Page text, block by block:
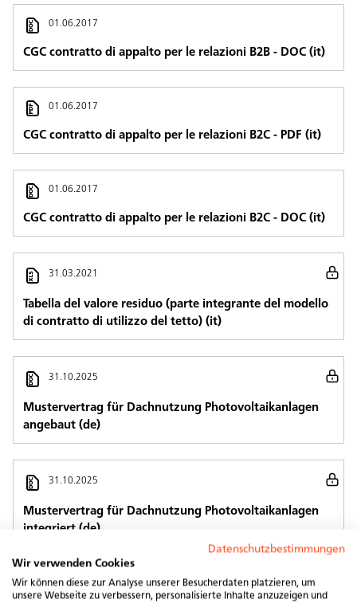
01.06.2017
CGC contratto di appalto per le relazioni B2B - DOC (it)
01.06.2017
CGC contratto di appalto per le relazioni B2C - PDF (it)
01.06.2017
CGC contratto di appalto per le relazioni B2C - DOC (it)
31.03.2021
Tabella del valore residuo (parte integrante del modello
di contratto di utilizzo del tetto) (it)
31.10.2025
Mustervertrag für Dachnutzung Photovoltaikanlagen
angebaut (de)
31.10.2025
Mustervertrag für Dachnutzung Photovoltaikanlagen
integriert (de)
31.10.2025
Datenschutzbestimmungen
Wir verwenden Cookies
Wir können diese zur Analyse unserer Besucherdaten platzieren, um
unsere Webseite zu verbessern, personalisierte Inhalte anzuzeigen und